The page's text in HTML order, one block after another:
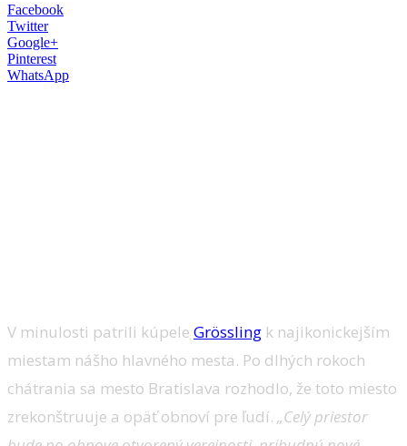
Facebook
Twitter
Google+
Pinterest
WhatsApp
V minulosti patrili kúpele Grössling k najikonickejším
miestam nášho hlavného mesta. Po dlhých rokoch
chátrania sa mesto Bratislava rozhodlo, že toto miesto
zrekonštruuje a opäť obnoví pre ľudí. „Celý priestor